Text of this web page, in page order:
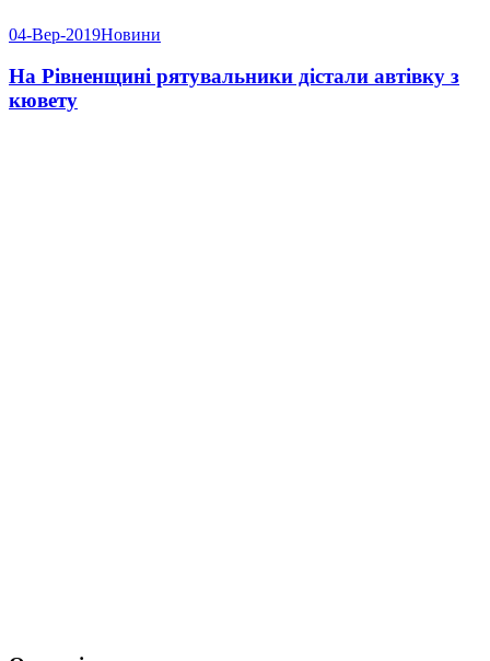
04-Вер-2019Новини
На Рівненщині рятувальники дістали автівку з
кювету